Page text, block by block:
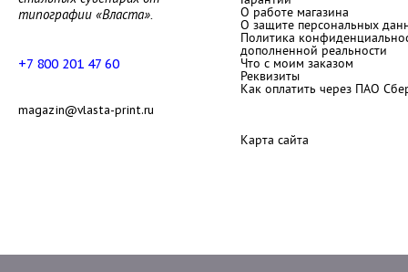
типографии «Власта».
+7 800 201 47 60
magazin@vlasta-print.ru
О работе магазина
О защите персональных
Политика
дополненной реальности
Что с моим заказом
Реквизиты
Как оплатить через ПАО
Карта сайта